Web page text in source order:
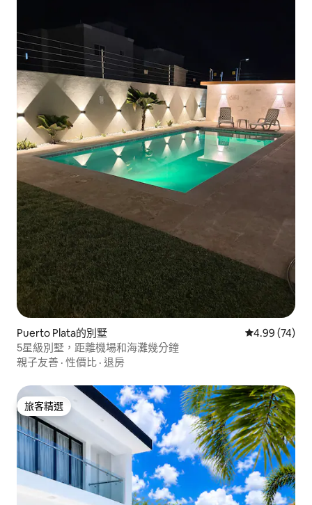
Puerto Plata的別墅 從 74 則評價
4.99 (74)
5星級別墅，距離機場和海灘幾分鐘
親子友善 · 性價比 · 退房
旅客精選
旅客精選